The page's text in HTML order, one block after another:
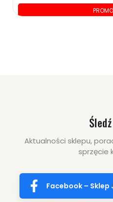
179.00 zł
Aktualności sklepu,
sprzęcie
Facebook – Sklep